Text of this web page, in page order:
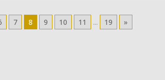
7 8 9 10 11 ... 19 »